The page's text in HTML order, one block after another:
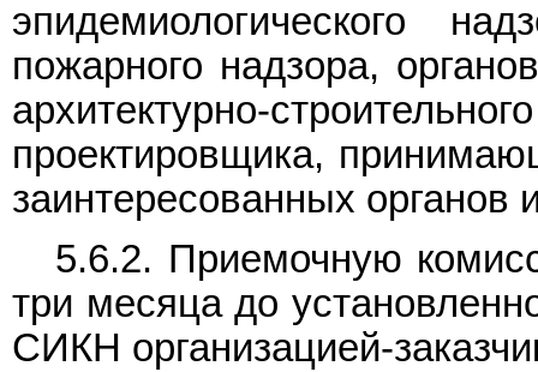
эпидемиологического
пожарного надзора,
архитектурно-
проектировщика,
заинтересованных органов
5.6.2. Приемочную
три месяца до
СИКН организацией-